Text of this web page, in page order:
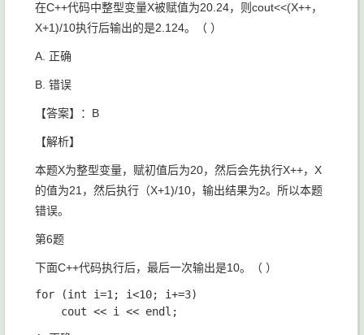
在C++代码中整型变量X被赋值为20.24，则 cout<<(X++，
X+1)/10​执行后输出的是2.124。（ ）
A. 正确
B. 错误
【答案】：B
【解析】
本题X为整型变量，赋初值后为20，然后会先执行X++，X
的值为21，然后执行（X+1)/10，输出结果为2。所以本题
错误。
第6题
下面C++代码执行后，最后一次输出是10。（ ）
for (int i=1; i<10; i+=3)